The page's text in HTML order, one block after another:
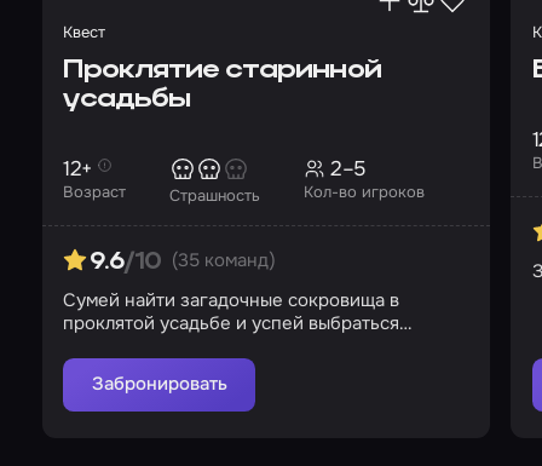
Квест
Проклятие старинной
усадьбы
Возраст
12+
Страшность Кол-во игроков
2–5
9.6/10 (35 команд)
Сумей найти загадочные сокровища в
проклятой усадьбе и успей выбраться…
Забронировать